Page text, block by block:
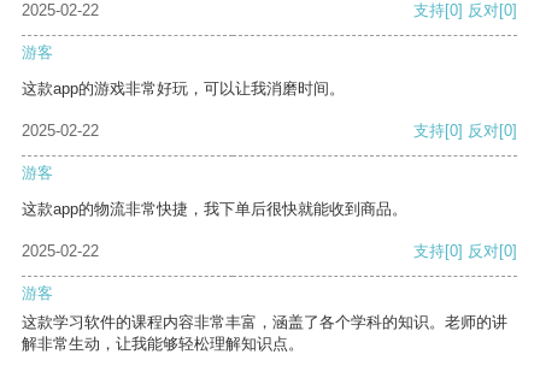
2025-02-22 支持[0] 反对[0]
游客
这款app的游戏非常好玩，可以让我消磨时间。
2025-02-22 支持[0] 反对[0]
游客
这款app的物流非常快捷，我下单后很快就能收到商品。
2025-02-22 支持[0] 反对[0]
游客
这款学习软件的课程内容非常丰富，涵盖了各个学科的知识。老师的讲
解非常生动，让我能够轻松理解知识点。